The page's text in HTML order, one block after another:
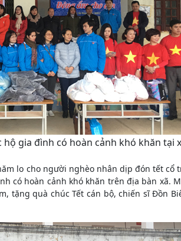
gia đình có hoàn cảnh khó khăn tại
lo cho người nghèo nhân dịp đón tết cổ
có hoàn cảnh khó khăn trên địa bàn xã.
tặng quà chúc Tết cán bộ, chiến sĩ Đồn